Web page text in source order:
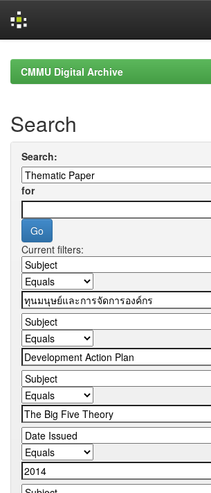
navigationCMMU Digital Archive
Search
Search:
for
Current filters: